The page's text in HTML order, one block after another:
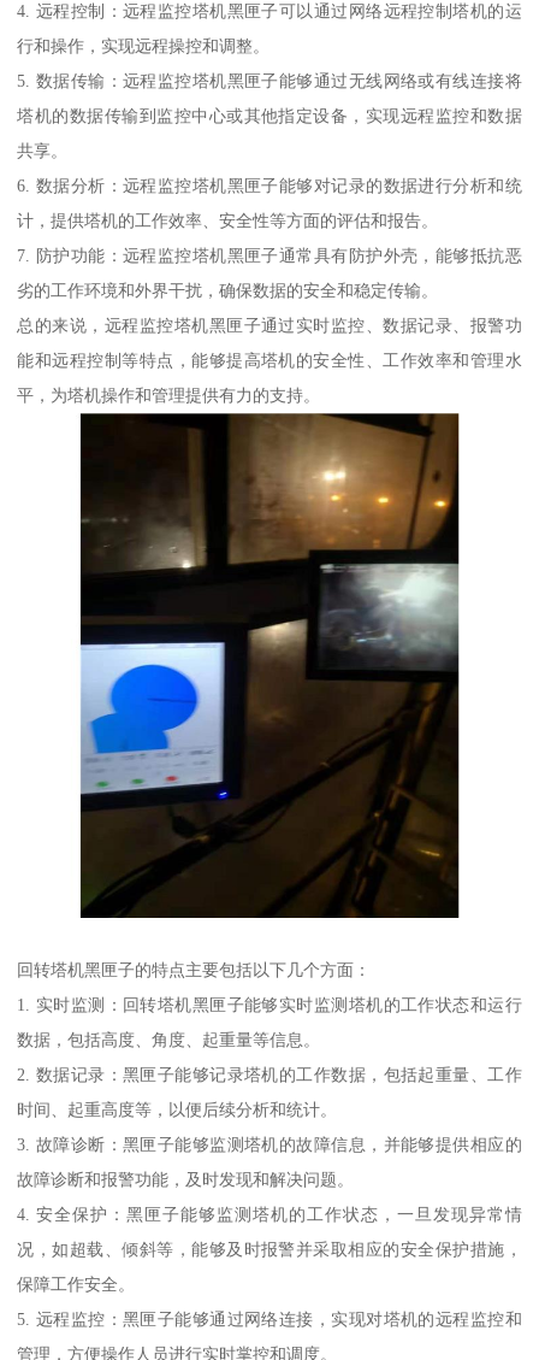
4. 远程控制：远程监控塔机黑匣子可以通过网络远程控制塔机的运
行和操作，实现远程操控和调整。
5. 数据传输：远程监控塔机黑匣子能够通过无线网络或有线连接将
塔机的数据传输到监控中心或其他指定设备，实现远程监控和数据
共享。
6. 数据分析：远程监控塔机黑匣子能够对记录的数据进行分析和统
计，提供塔机的工作效率、安全性等方面的评估和报告。
7. 防护功能：远程监控塔机黑匣子通常具有防护外壳，能够抵抗恶
劣的工作环境和外界干扰，确保数据的安全和稳定传输。
总的来说，远程监控塔机黑匣子通过实时监控、数据记录、报警功
能和远程控制等特点，能够提高塔机的安全性、工作效率和管理水
平，为塔机操作和管理提供有力的支持。
回转塔机黑匣子的特点主要包括以下几个方面：
1. 实时监测：回转塔机黑匣子能够实时监测塔机的工作状态和运行
数据，包括高度、角度、起重量等信息。
2. 数据记录：黑匣子能够记录塔机的工作数据，包括起重量、工作
时间、起重高度等，以便后续分析和统计。
3. 故障诊断：黑匣子能够监测塔机的故障信息，并能够提供相应的
故障诊断和报警功能，及时发现和解决问题。
4. 安全保护：黑匣子能够监测塔机的工作状态，一旦发现异常情
况，如超载、倾斜等，能够及时报警并采取相应的安全保护措施，
保障工作安全。
5. 远程监控：黑匣子能够通过网络连接，实现对塔机的远程监控和
管理，方便操作人员进行实时掌控和调度。